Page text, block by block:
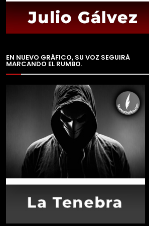
EN NUEVO GRÁFICO, SU VOZ SEGUIRÁ
MARCANDO EL RUMBO.